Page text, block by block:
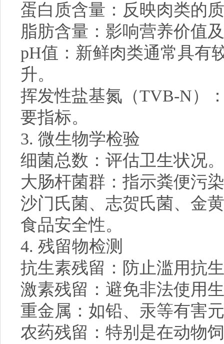
蛋白质含量：反映肉类的
脂肪含量：影响营养价值
pH值：新鲜肉类通常具有
升。
挥发性盐基氮（TVB-N）
要指标。
3. 微生物学检验
细菌总数：评估卫生状况。
大肠杆菌群：指示粪便污
沙门氏菌、志贺氏菌、金
食品安全性。
4. 残留物检测
抗生素残留：防止滥用抗
激素残留：避免非法使用
重金属：如铅、汞等有害
农药残留：特别是在动物